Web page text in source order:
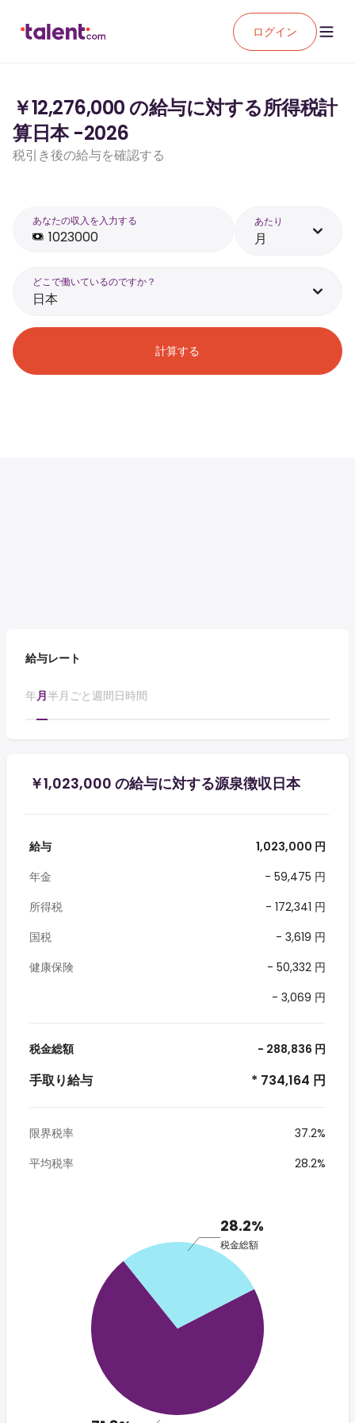
ログイン
￥12,276,000 の給与に対する所得税計
算日本 -2026
税引き後の給与を確認する
あなたの収入を入力する あたり
月
どこで働いているのですか？
日本
計算する
給与レート
年月半月ごと週間日時間
￥1,023,000 の給与に対する源泉徴収日本
給与
1,023,000 円
年金
- 59,475 円
所得税
- 172,341 円
国税
- 3,619 円
健康保険
- 50,332 円
- 3,069 円
税金総額 - 288,836 円
手取り給与 * 734,164 円
限界税率
37.2%
平均税率
28.2%
28.2%
税金総額